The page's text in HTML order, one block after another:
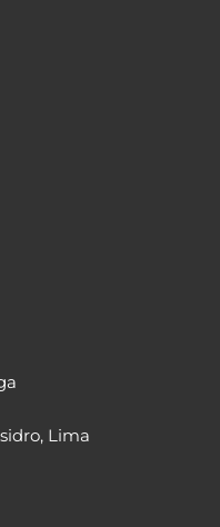
18 MM